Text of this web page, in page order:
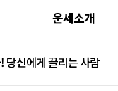
운세소개
당신에게 끌리는 사람